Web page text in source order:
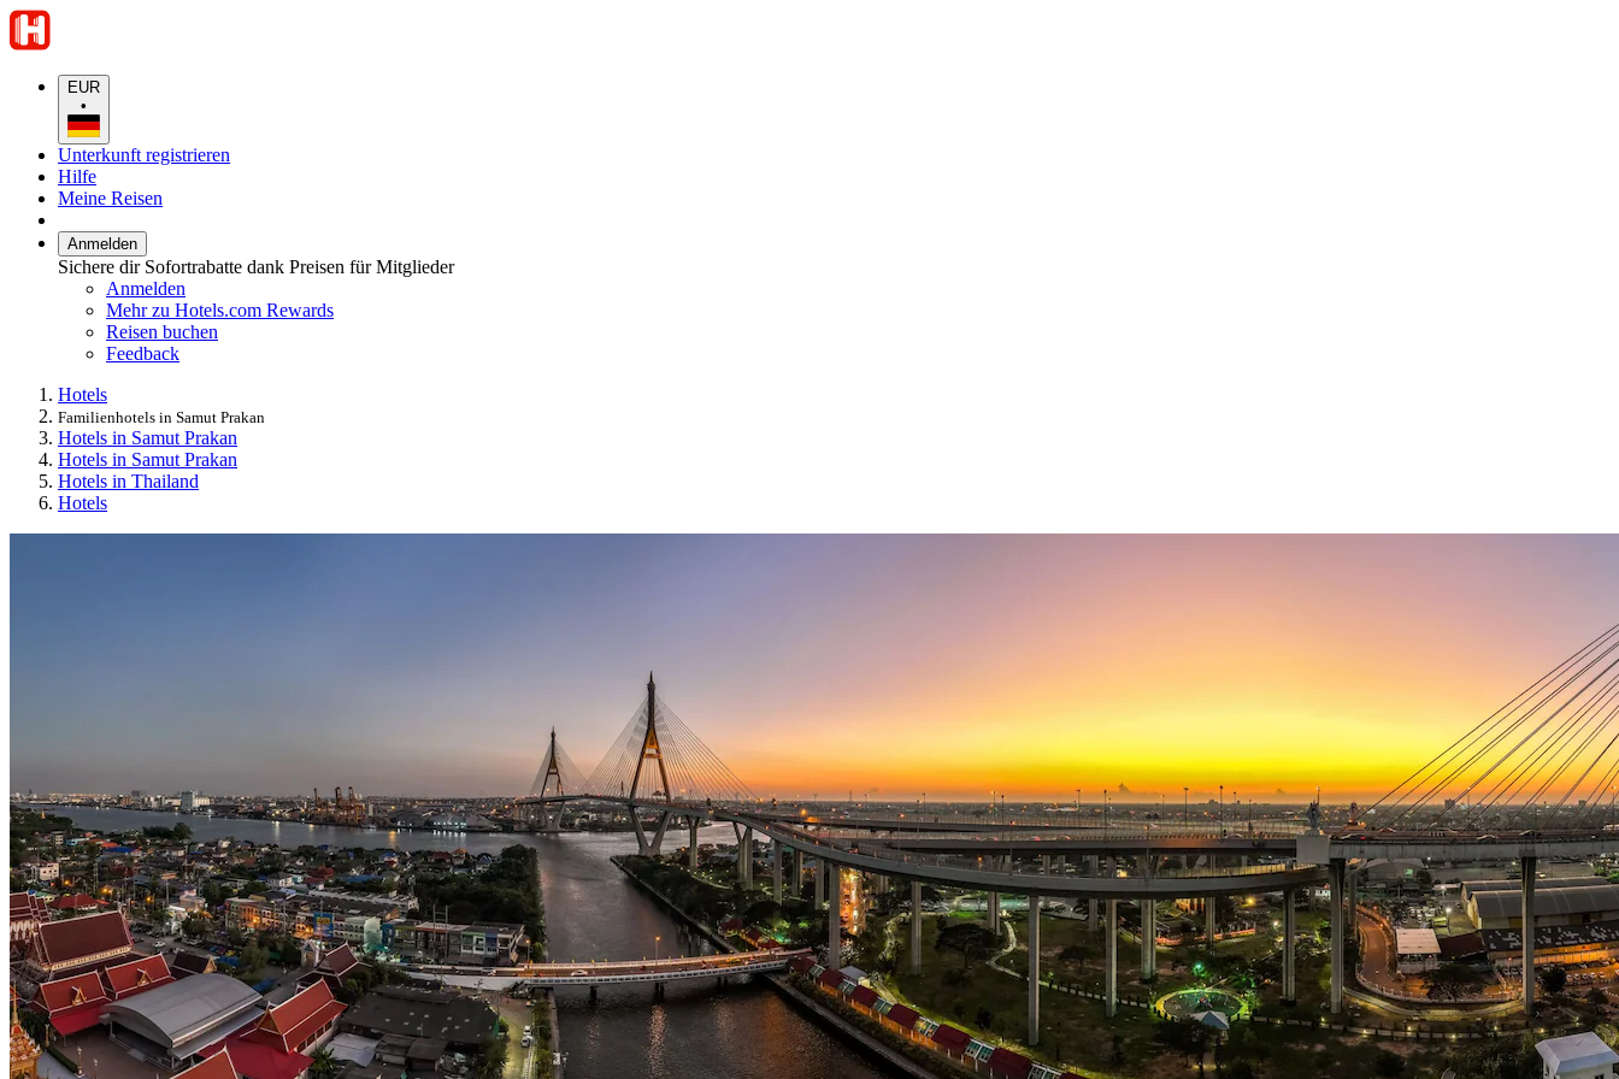
EUR
•
Unterkunft registrieren
Hilfe
Meine Reisen
Anmelden
Sichere dir Sofortrabatte dank Preisen für Mitglieder
Anmelden
Mehr zu Hotels.com Rewards
Reisen buchen
Feedback
Hotels
Familienhotels in Samut Prakan
Hotels in Samut Prakan
Hotels in Samut Prakan
Hotels in Thailand
Hotels